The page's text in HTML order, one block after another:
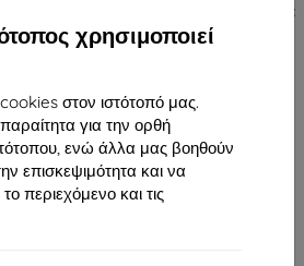
χρησιμοποιεί
στον ιστότοπό μας.
για την ορθή
ενώ άλλα μας βοηθούν
επισκεψιμότητα και να
περιεχόμενο και τις
3MK FlexibleGlass Eldom Perfect
MIX2 MFC2500 υβριδικό γυαλί
13,90 €
Διαθέσιμο 2 τεμ